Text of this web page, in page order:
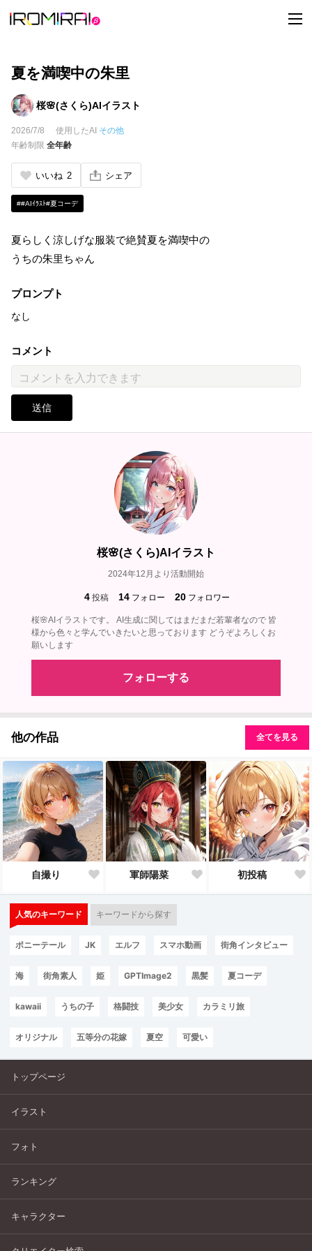
t
o
夏を満喫中の朱里
桜🌸(さくら)AIイラスト
2026/7/8 使用したAI その他
年齢制限 全年齢
いいね 2 シェア
##AIｲﾗｽﾄ#夏コーデ
夏らしく涼しげな服装で絶賛夏を満喫中の
うちの朱里ちゃん
プロンプト
なし
コメント
送信
桜🌸(さくら)AIイラスト
2024年12月より活動開始
4 投稿 14 フォロー 20 フォロワー
桜🌸AIイラストです。 AI生成に関してはまだまだ若輩者なので 皆
様から色々と学んでいきたいと思っております どうぞよろしくお
願いします
フォローする
他の作品 全てを見る
自撮り 軍師陽菜 初投稿
人気のキーワード キーワードから探す
ポニーテール JK エルフ スマホ動画 街角インタビュー
海 街角素人 姫 GPTImage2 黒髪 夏コーデ
kawaii うちの子 格闘技 美少女 カラミリ旅
オリジナル 五等分の花嫁 夏空 可愛い
トップページ
イラスト
フォト
ランキング
キャラクター